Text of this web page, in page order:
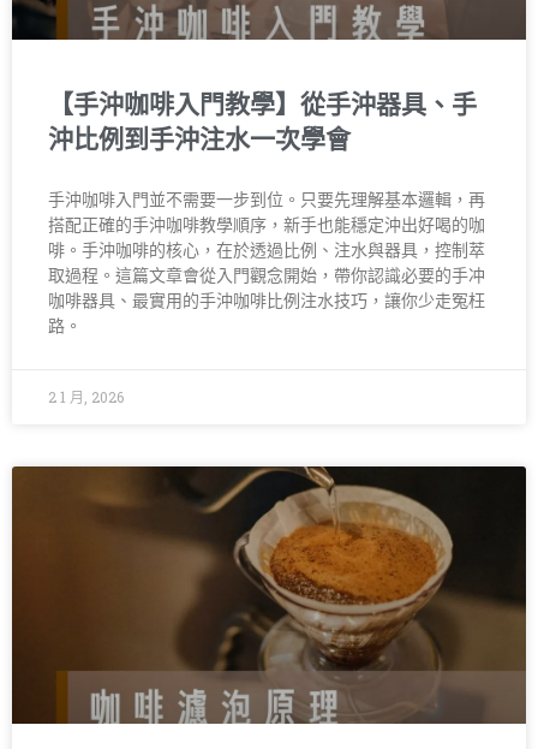
【手沖咖啡入門教學】從手沖器具、手
沖比例到手沖注水一次學會
手沖咖啡入門並不需要一步到位。只要先理解基本邏輯，再
搭配正確的手沖咖啡教學順序，新手也能穩定沖出好喝的咖
啡。手沖咖啡的核心，在於透過比例、注水與器具，控制萃
取過程。這篇文章會從入門觀念開始，帶你認識必要的手冲
咖啡器具、最實用的手沖咖啡比例注水技巧，讓你少走冤枉
路。
2 1 月, 2026